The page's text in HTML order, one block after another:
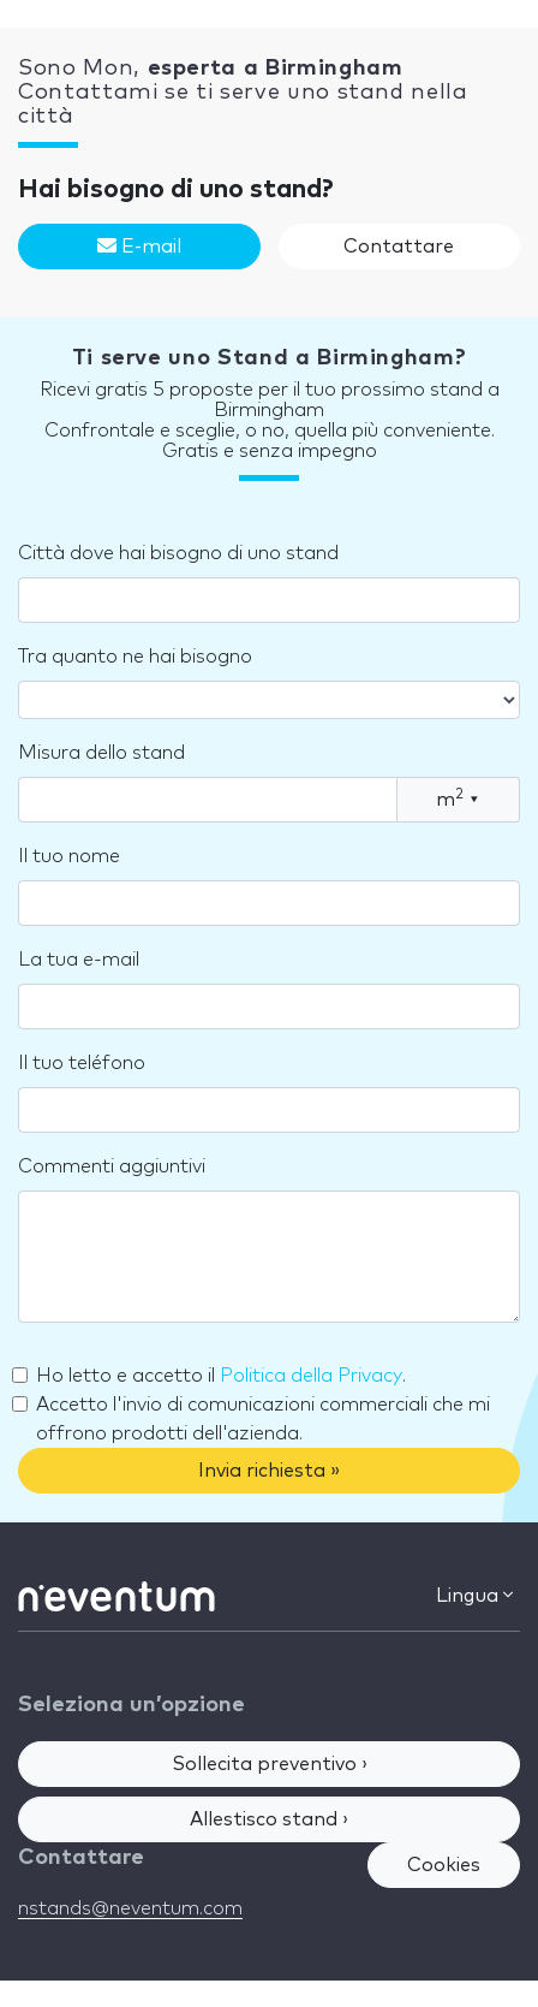
Sono Mon, esperta a Birmingham
Contattami se ti serve uno stand nella
città
Hai bisogno di uno stand?
E-mail Contattare
Ti serve uno Stand a Birmingham?
Ricevi gratis 5 proposte per il tuo prossimo stand a
Birmingham
Confrontale e sceglie, o no, quella più conveniente.
Gratis e senza impegno
Città dove hai bisogno di uno stand
Tra quanto ne hai bisogno
Misura dello stand
m2 ▾
Il tuo nome
La tua e-mail
Il tuo teléfono
Commenti aggiuntivi
Ho letto e accetto il Politica della Privacy.
Accetto l'invio di comunicazioni commerciali che mi
offrono prodotti dell'azienda.
Invia richiesta »
Lingua
Seleziona un’opzione
Sollecita preventivo ›
Allestisco stand ›
Contattare
nstands@neventum.com
Cookies